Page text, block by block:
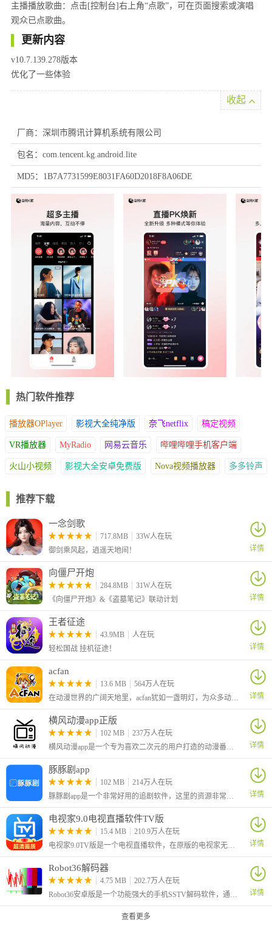
主播播放歌曲：点击[控制台]右上角“点歌”，可在页面搜索或演唱
观众已点歌曲。
更新内容
v10.7.139.278版本
优化了一些体验
收起
厂商：深圳市腾讯计算机系统有限公司
包名：com.tencent.kg.android.lite
MD5：1B7A7731599E8031FA60D2018F8A06DE
热门软件推荐
播放器OPlayer 影视大全纯净版 奈飞netflix 稿定视频
VR播放器 MyRadio 网易云音乐 哔哩哔哩手机客户端
火山小视频 影视大全安卓免费版 Nova视频播放器 多多铃声
推荐下载
一念剑歌
717.8MB
33W人在玩
御剑乘风起，逍遥天地间！
详情
向僵尸开炮
284.8MB
31W人在玩
《向僵尸开炮》&《盗墓笔记》联动计划
详情
王者征途
43.9MB
人在玩
轻松国战 挂机征途！
详情
acfan
13.6 MB
564万人在玩
在动漫世界的广阔天地里，acfan犹如一盏明灯，为众多动漫爱好者照亮前行的道路。这款深受用户喜爱的动漫播放软件，不仅坐拥海量一手动漫资源，还提供超清画质与闪电般的加载速度，让你随时随地畅享动漫的乐趣。
详情
横风动漫app正版
102 MB
237万人在玩
横风动漫app是一个专为喜欢二次元的用户打造的动漫番剧平台，这里有着海量的热门的动画，同时也收录了许多已经完结的经典动画
详情
豚豚剧app
102 MB
214万人在玩
豚豚剧app是一个非常好用的追剧软件，这里的资源非常的丰富，可以免费看全网腐剧、百合、动漫、泰剧、韩剧、欧美剧等海外剧，在这个平台上面，可以获取大量的影视剧资源
详情
电视家9.0电视直播软件TV版
15.4 MB
210.9万人在玩
电视家9.0TV版是一个电视直播软件，在原版的电视家无了之后，我们就可以来使用这个全新的9.0版本，这是借名复活的版本，让大家可以继续享受看电视的乐趣。
详情
Robot36解码器
4.75 MB
202.7万人在玩
Robot36安卓版是一个功能强大的手机SSTV解码软件，通过这个软件我们就可以很轻松的体验到慢扫描电视的使用。SSTV全称是Slow-scan Television慢扫描电视
详情
查看更多